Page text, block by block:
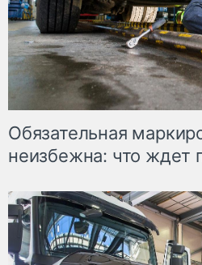
Обязательная
неизбежна: что ждет